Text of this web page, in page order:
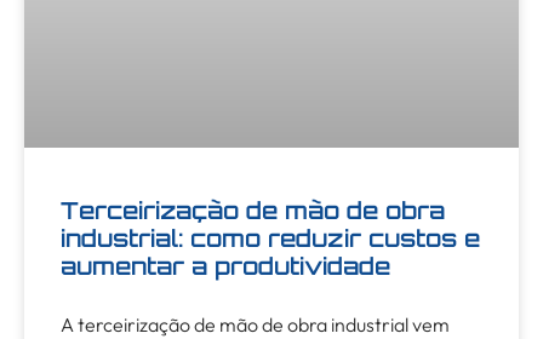
Terceirização de mão de obra
industrial: como reduzir custos e
aumentar a produtividade
A terceirização de mão de obra industrial vem